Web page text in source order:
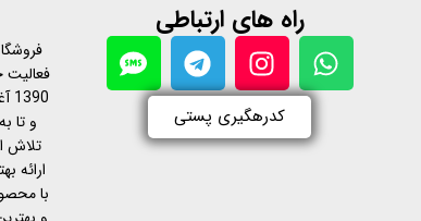
راه های ارتباطی
کدرهگیری پستی
فعالیت
و تا
تلاش
ارائه
با